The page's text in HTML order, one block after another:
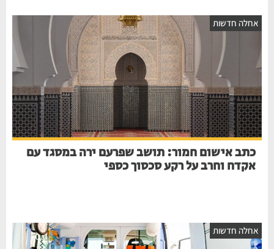
אחלה חדשות
כתב אישום חמור: תושב שפרעם ירה במסגד עם
אקדח וחרב על רקע סכסוך כספי
אחלה חדשות